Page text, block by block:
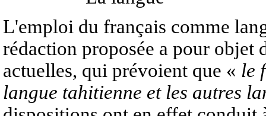
L'emploi du français comme
rédaction proposée a pour objet
actuelles, qui prévoient que « le
langue tahitienne et les autres